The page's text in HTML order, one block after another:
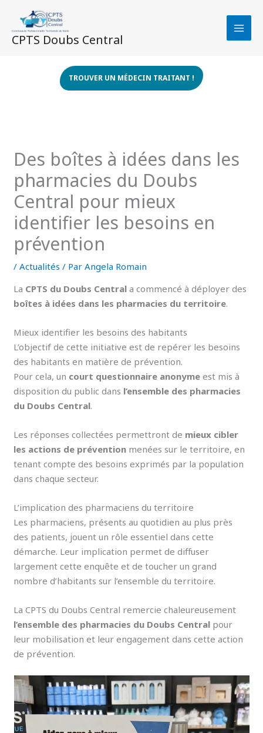
contenu
CPTS Doubs Central
TROUVER UN MÉDECIN TRAITANT !
Des boîtes à idées dans les
pharmacies du Doubs
Central pour mieux
identifier les besoins en
prévention
/Actualités / ParAngela Romain
La CPTS du Doubs Central a commencé à déployer des
boîtes à idées dans les pharmacies du territoire.
Mieux identifier les besoins des habitants
L’objectif de cette initiative est de repérer les besoins
des habitants en matière de prévention.
Pour cela, un court questionnaire anonyme est mis à
disposition du public dans l’ensemble des pharmacies
du Doubs Central.
Les réponses collectées permettront de mieux cibler
les actions de prévention menées sur le territoire, en
tenant compte des besoins exprimés par la population
dans chaque secteur.
L’implication des pharmaciens du territoire
Les pharmaciens, présents au quotidien au plus près
des patients, jouent un rôle essentiel dans cette
démarche. Leur implication permet de diffuser
largement cette enquête et de toucher un grand
nombre d’habitants sur l’ensemble du territoire.
La CPTS du Doubs Central remercie chaleureusement
l’ensemble des pharmacies du Doubs Central pour
leur mobilisation et leur engagement dans cette action
de prévention.